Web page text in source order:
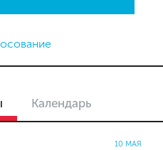
Календарь
10 МАЯ